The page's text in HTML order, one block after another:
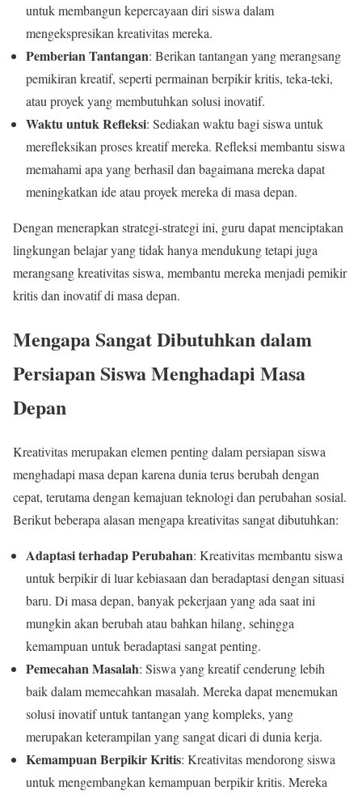
untuk membangun kepercayaan diri siswa dalam
mengekspresikan kreativitas mereka.
Pemberian Tantangan: Berikan tantangan yang merangsang
pemikiran kreatif, seperti permainan berpikir kritis, teka-teki,
atau proyek yang membutuhkan solusi inovatif.
Waktu untuk Refleksi: Sediakan waktu bagi siswa untuk
merefleksikan proses kreatif mereka. Refleksi membantu siswa
memahami apa yang berhasil dan bagaimana mereka dapat
meningkatkan ide atau proyek mereka di masa depan.
Dengan menerapkan strategi-strategi ini, guru dapat menciptakan
lingkungan belajar yang tidak hanya mendukung tetapi juga
merangsang kreativitas siswa, membantu mereka menjadi pemikir
kritis dan inovatif di masa depan.
Mengapa Sangat Dibutuhkan dalam
Persiapan Siswa Menghadapi Masa
Depan
Kreativitas merupakan elemen penting dalam persiapan siswa
menghadapi masa depan karena dunia terus berubah dengan
cepat, terutama dengan kemajuan teknologi dan perubahan sosial.
Berikut beberapa alasan mengapa kreativitas sangat dibutuhkan:
Adaptasi terhadap Perubahan: Kreativitas membantu siswa
untuk berpikir di luar kebiasaan dan beradaptasi dengan situasi
baru. Di masa depan, banyak pekerjaan yang ada saat ini
mungkin akan berubah atau bahkan hilang, sehingga
kemampuan untuk beradaptasi sangat penting.
Pemecahan Masalah: Siswa yang kreatif cenderung lebih
baik dalam memecahkan masalah. Mereka dapat menemukan
solusi inovatif untuk tantangan yang kompleks, yang
merupakan keterampilan yang sangat dicari di dunia kerja.
Kemampuan Berpikir Kritis: Kreativitas mendorong siswa
untuk mengembangkan kemampuan berpikir kritis. Mereka